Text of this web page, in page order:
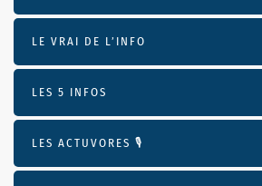
LE VRAI DE L’INFO
LES 5 INFOS
LES ACTUVORES 🎙